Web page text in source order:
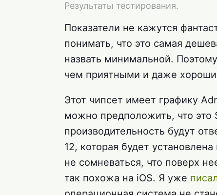
Результаты тестирования.
Показатели не кажутся
понимать, что это самая
назвать минимальной.
чем приятными и даже
Этот чипсет имеет графику
можно предположить, что это
производительность будут
12, которая будет
не сомневаться, что поверх
так похожа на iOS. Я уже